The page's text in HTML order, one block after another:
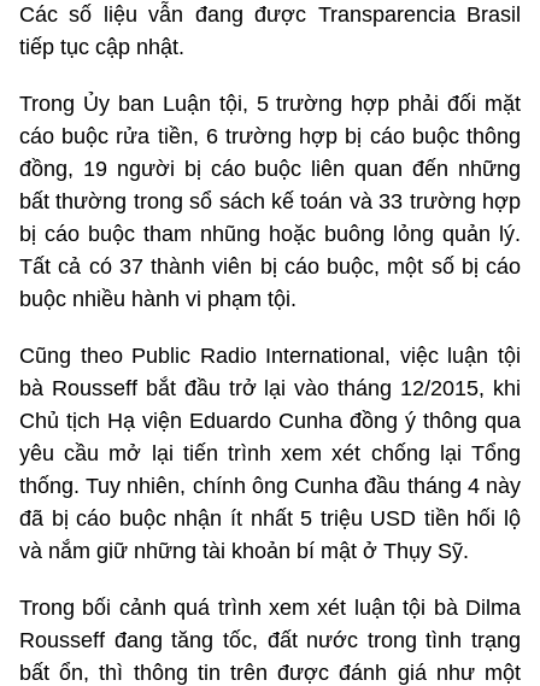
Các số liệu vẫn đang được Transparencia Brasil
tiếp tục cập nhật.
Trong Ủy ban Luận tội, 5 trường hợp phải đối mặt
cáo buộc rửa tiền, 6 trường hợp bị cáo buộc thông
đồng, 19 người bị cáo buộc liên quan đến những
bất thường trong sổ sách kế toán và 33 trường hợp
bị cáo buộc tham nhũng hoặc buông lỏng quản lý.
Tất cả có 37 thành viên bị cáo buộc, một số bị cáo
buộc nhiều hành vi phạm tội.
Cũng theo Public Radio International, việc luận tội
bà Rousseff bắt đầu trở lại vào tháng 12/2015, khi
Chủ tịch Hạ viện Eduardo Cunha đồng ý thông qua
yêu cầu mở lại tiến trình xem xét chống lại Tổng
thống. Tuy nhiên, chính ông Cunha đầu tháng 4 này
đã bị cáo buộc nhận ít nhất 5 triệu USD tiền hối lộ
và nắm giữ những tài khoản bí mật ở Thụy Sỹ.
Trong bối cảnh quá trình xem xét luận tội bà Dilma
Rousseff đang tăng tốc, đất nước trong tình trạng
bất ổn, thì thông tin trên được đánh giá như một